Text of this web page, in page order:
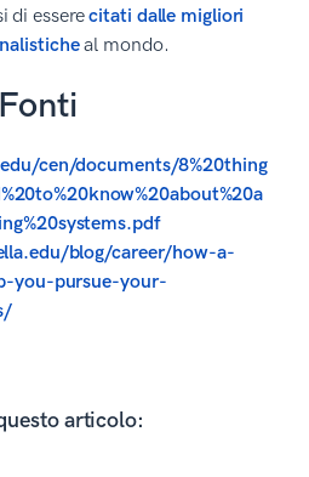
di esserecitati dalle migliori
al mondo.
Fonti
cen/documents/8%20thing
blog/career/how-a-
you-pursue-your-
articolo: